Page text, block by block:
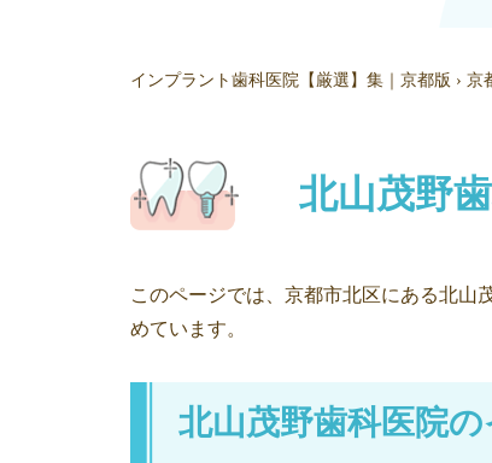
インプラント歯科医院【厳選】集｜京都版 › 京
北山茂野
このページでは、京都市北区にある北山
めています。
北山茂野歯科医院